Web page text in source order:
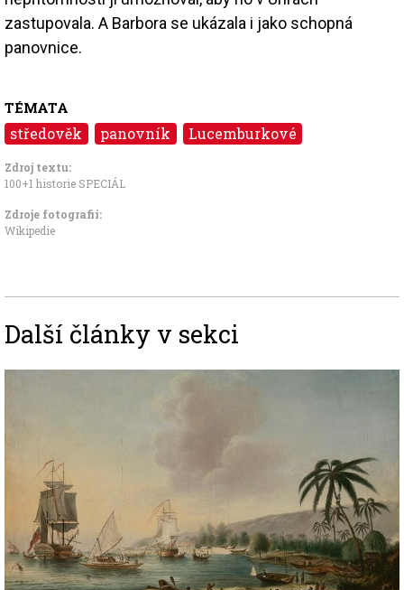
zastupovala. A Barbora se ukázala i jako schopná
panovnice.
TÉMATA
středověk panovník Lucemburkové
Zdroj textu:
100+1 historie SPECIÁL
Zdroje fotografii:
Wikipedie
Další články v sekci